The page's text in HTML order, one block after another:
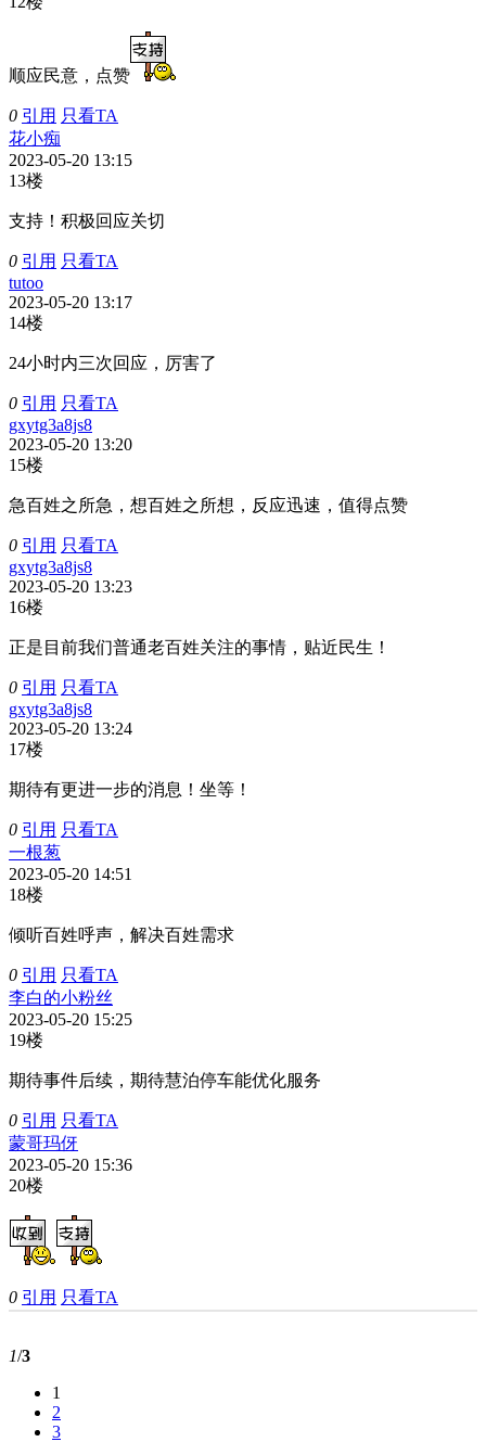
顺应民意，点赞
0 引用 只看TA
花小痴
2023-05-20 13:15
13楼
支持！积极回应关切
0 引用 只看TA
tutoo
2023-05-20 13:17
14楼
24小时内三次回应，厉害了
0 引用 只看TA
gxytg3a8js8
2023-05-20 13:20
15楼
急百姓之所急，想百姓之所想，反应迅速，值得点赞
0 引用 只看TA
gxytg3a8js8
2023-05-20 13:23
16楼
正是目前我们普通老百姓关注的事情，贴近民生！
0 引用 只看TA
gxytg3a8js8
2023-05-20 13:24
17楼
期待有更进一步的消息！坐等！
0 引用 只看TA
一根葱
2023-05-20 14:51
18楼
倾听百姓呼声，解决百姓需求
0 引用 只看TA
李白的小粉丝
2023-05-20 15:25
19楼
期待事件后续，期待慧泊停车能优化服务
0 引用 只看TA
蒙哥玛伢
2023-05-20 15:36
20楼
0 引用 只看TA
1/3
1
2
3